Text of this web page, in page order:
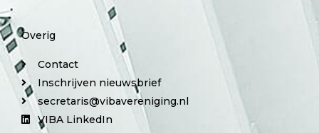
Overig
Contact
Inschrijven nieuwsbrief
secretaris@vibavereniging.nl
VIBA LinkedIn